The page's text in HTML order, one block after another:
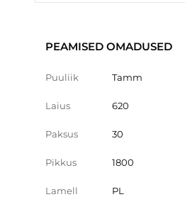
PEAMISED OMADUSED
Puuliik Tamm
Laius 620
Paksus 30
Pikkus 1800
Lamell PL